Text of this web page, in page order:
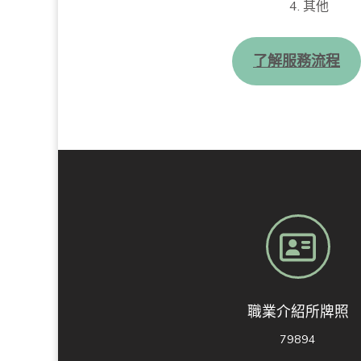
其他
了解服務流程
職業介紹所牌照
79894